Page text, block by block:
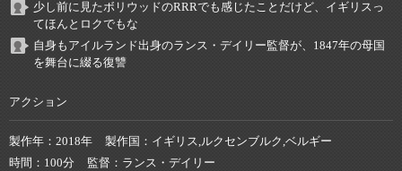
少し前に見たボリウッドのRRRでも感じたことだけど、イギリスっ
てほんとロクでもな
自身もアイルランド出身のランス・デイリー監督が、1847年の母国
を舞台に綴る復讐
アクション
製作年 2018年 製作国
イギリス,ルクセンブルク,ベルギー
時間
100分 監督
ランス・デイリー